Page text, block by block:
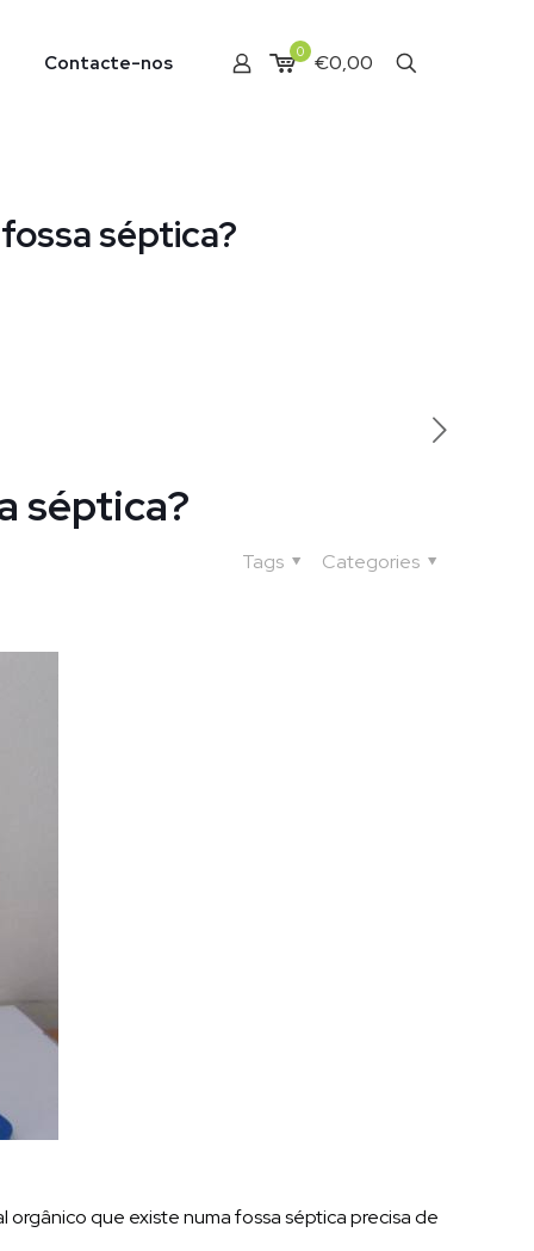
Contacte-nos 0 €0,00
séptica?
séptica?
Categories
Tags
que existe numa fossa séptica precisa de